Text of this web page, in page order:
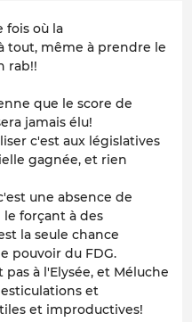
fois où la
tout, même à prendre le
rab!!
que le score de
jamais élu!
c'est aux législatives
gagnée, et rien
une absence de
le forçant à des
la seule chance
pouvoir du FDG.
à l'Elysée, et Méluche
et
et improductives!